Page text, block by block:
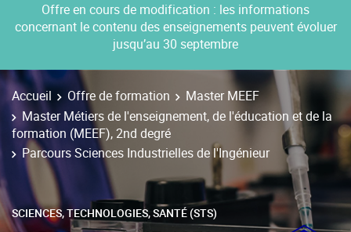
Offre en cours de modification : les informations
concernant le contenu des enseignements peuvent évoluer
jusqu’au 30 septembre
Accueil Offre de formation
Master MEEF
Master Métiers de l'enseignement, de l'éducation et de la
formation (MEEF), 2nd degré
Parcours Sciences Industrielles de l'Ingénieur
SCIENCES, TECHNOLOGIES, SANTÉ (STS)